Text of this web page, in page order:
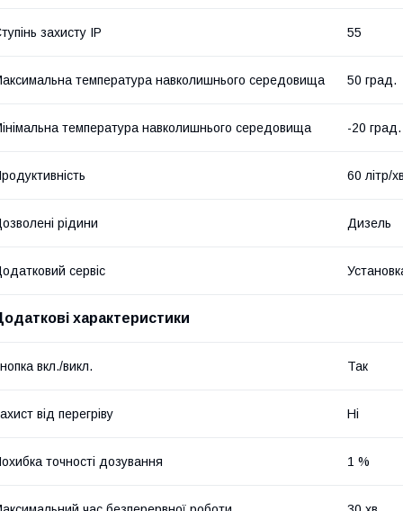
захисту IP 55
температура навколишнього середовища 50 град.
температура навколишнього середовища -20 град.
60 літр/
рідини Дизель
сервіс
характеристики
вкл./викл. Так
від перегріву Ні
точності дозування 1 %